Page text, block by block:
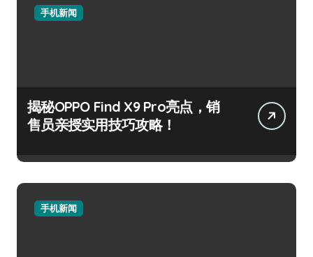
手机新闻
揭秘OPPO Find X9 Pro亮点，销
售员亲授实用技巧攻略！
手机新闻